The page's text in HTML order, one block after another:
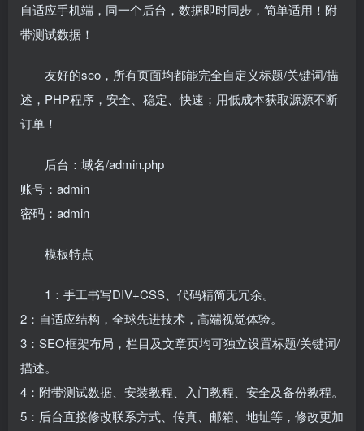
自适应手机端，同一个后台，数据即时同步，简单适用！附
带测试数据！
友好的seo，所有页面均都能完全自定义标题/关键词/描
述，PHP程序，安全、稳定、快速；用低成本获取源源不断
订单！
后台：域名/admin.php
账号：admin
密码：admin
模板特点
1：手工书写DIV+CSS、代码精简无冗余。
2：自适应结构，全球先进技术，高端视觉体验。
3：SEO框架布局，栏目及文章页均可独立设置标题/关键词/
描述。
4：附带测试数据、安装教程、入门教程、安全及备份教程。
5：后台直接修改联系方式、传真、邮箱、地址等，修改更加